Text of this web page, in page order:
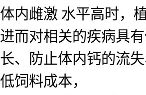
体内雌激 水平高时，
进而对相关的疾病具
长、防止体内钙的流
低饲料成本，